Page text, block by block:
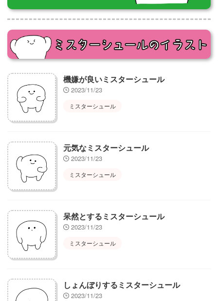
機嫌が良いミスターシュール
2023/11/23
ミスターシュール
元気なミスターシュール
2023/11/23
ミスターシュール
呆然とするミスターシュール
2023/11/23
ミスターシュール
しょんぼりするミスターシュール
2023/11/23